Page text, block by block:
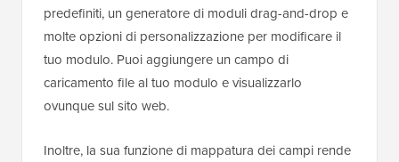
predefiniti, un generatore di moduli drag-and-drop e
molte opzioni di personalizzazione per modificare il
tuo modulo. Puoi aggiungere un campo di
caricamento file al tuo modulo e visualizzarlo
ovunque sul sito web.
Inoltre, la sua funzione di mappatura dei campi rende